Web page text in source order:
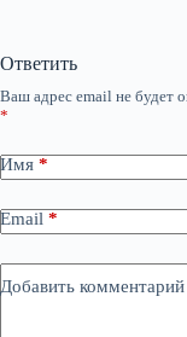
Ответить
Ваш адрес email не будет
*
Имя *
Email *
Добавить комментарий